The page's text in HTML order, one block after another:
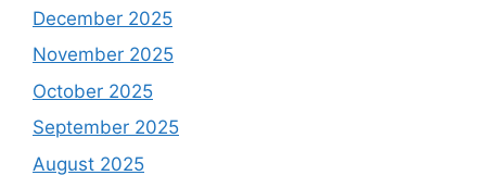
December 2025
November 2025
October 2025
September 2025
August 2025